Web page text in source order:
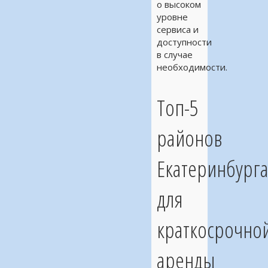
о высоком
уровне
сервиса и
доступности
в случае
необходимости.
Топ-5
районов
Екатеринбурга
для
аренды